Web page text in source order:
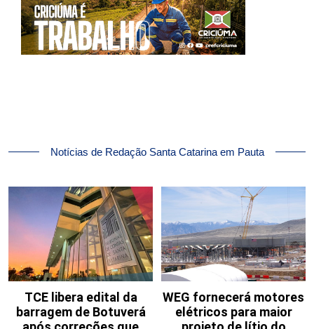
Notícias de Redação Santa Catarina em Pauta
TCE libera edital da
barragem de Botuverá
WEG fornecerá motores
elétricos para maior